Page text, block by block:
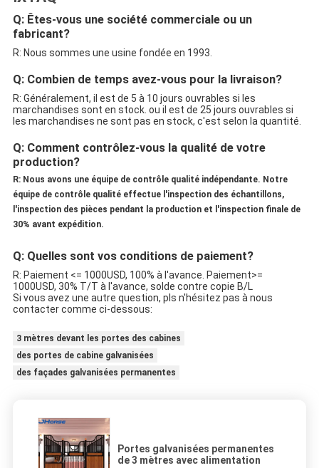
Q: Êtes-vous une société commerciale ou un
fabricant?
R: Nous sommes une usine fondée en 1993.
Q: Combien de temps avez-vous pour la livraison?
R: Généralement, il est de 5 à 10 jours ouvrables si les
marchandises sont en stock. ou il est de 25 jours ouvrables si
les marchandises ne sont pas en stock, c'est selon la quantité.
Q: Comment contrôlez-vous la qualité de votre
production?
R: Nous avons une équipe de contrôle qualité indépendante. Notre
équipe de contrôle qualité effectue l'inspection des échantillons,
l'inspection des pièces pendant la production et l'inspection finale de
30% avant expédition.
Q: Quelles sont vos conditions de paiement?
R: Paiement <= 1000USD, 100% à l'avance. Paiement>=
1000USD, 30% T/T à l'avance, solde contre copie B/L
Si vous avez une autre question, pls n'hésitez pas à nous
contacter comme ci-dessous:
3 mètres devant les portes des cabines
des portes de cabine galvanisées
des façades galvanisées permanentes
Portes galvanisées permanentes
de 3 mètres avec alimentation